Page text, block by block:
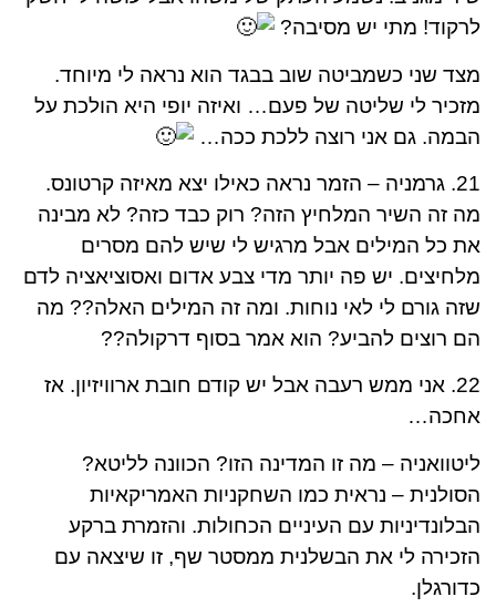
לרקוד! מתי יש מסיבה?
מצד שני כשמביטה שוב בבגד הוא נראה לי מיוחד.
מזכיר לי שליטה של פעם… ואיזה יופי היא הולכת על
הבמה. גם אני רוצה ללכת ככה…
21. גרמניה – הזמר נראה כאילו יצא מאיזה קרטונס.
מה זה השיר המלחיץ הזה? רוק כבד כזה? לא מבינה
את כל המילים אבל מרגיש לי שיש להם מסרים
מלחיצים. יש פה יותר מדי צבע אדום ואסוציאציה לדם
שזה גורם לי לאי נוחות. ומה זה המילים האלה?? מה
הם רוצים להביע? הוא אמר בסוף דרקולה??
22. אני ממש רעבה אבל יש קודם חובת ארוויזיון. אז
אחכה…
ליטוואניה – מה זו המדינה הזו? הכוונה לליטא?
הסולנית – נראית כמו השחקניות האמריקאיות
הבלונדיניות עם העיניים הכחולות. והזמרת ברקע
הזכירה לי את הבשלנית ממסטר שף, זו שיצאה עם
כדורגלן.